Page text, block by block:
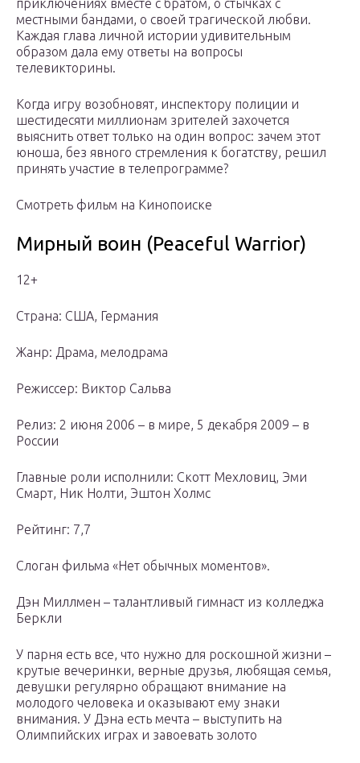
приключениях вместе с братом, о стычках с
местными бандами, о своей трагической любви.
Каждая глава личной истории удивительным
образом дала ему ответы на вопросы
телевикторины.
Когда игру возобновят, инспектору полиции и
шестидесяти миллионам зрителей захочется
выяснить ответ только на один вопрос: зачем этот
юноша, без явного стремления к богатству, решил
принять участие в телепрограмме?
Смотреть фильм на Кинопоиске
Мирный воин (Peaceful Warrior)
12+
Страна: США, Германия
Жанр: Драма, мелодрама
Режиссер: Виктор Сальва
Релиз: 2 июня 2006 – в мире, 5 декабря 2009 – в
России
Главные роли исполнили: Скотт Мехловиц, Эми
Смарт, Ник Нолти, Эштон Холмс
Рейтинг: 7,7
Слоган фильма «Нет обычных моментов».
Дэн Миллмен – талантливый гимнаст из колледжа
Беркли
У парня есть все, что нужно для роскошной жизни –
крутые вечеринки, верные друзья, любящая семья,
девушки регулярно обращают внимание на
молодого человека и оказывают ему знаки
внимания. У Дэна есть мечта – выступить на
Олимпийских играх и завоевать золото